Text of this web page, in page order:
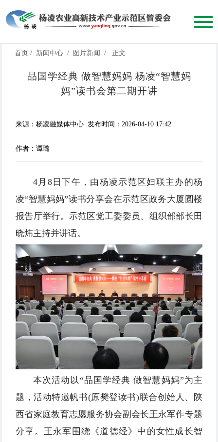
首页 / 新闻中心 / 图片新闻 / 正文
品国学经典 做智慧妈妈 杨凌“智慧妈
妈”读书会第二期开讲
来源：杨凌融媒体中心 发布时间：2026-04-10 17:42
作者：谭璐
4月8日下午，由杨凌示范区妇联主办的杨
凌“智慧妈妈”读书分享会在示范区政务大厦圆楼
报告厅举行。示范区党工委委员、组织部部长田
晓炜主持并讲话。
本次活动以“品国学经典 做智慧妈妈”为主
题，活动特邀帆书(原樊登读书)联合创始人、陕
西省家庭教育志愿服务协会副会长王永军作专题
分享。王永军围绕《道德经》中的女性成长智